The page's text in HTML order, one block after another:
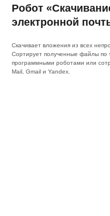
Робот
электронной
Скачивает вложения из всех
Сортирует полученные файлы по
программными роботами или
Mail, Gmail и Yandex.